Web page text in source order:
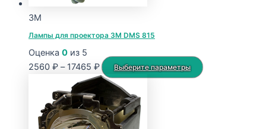
3M
Лампы для проектора 3M DMS 815
Оценка 0 из 5
2560 ₽ – 17465 ₽Диапазон
цен:
2560 ₽
–
17465 ₽
Выберите параметры
Этот